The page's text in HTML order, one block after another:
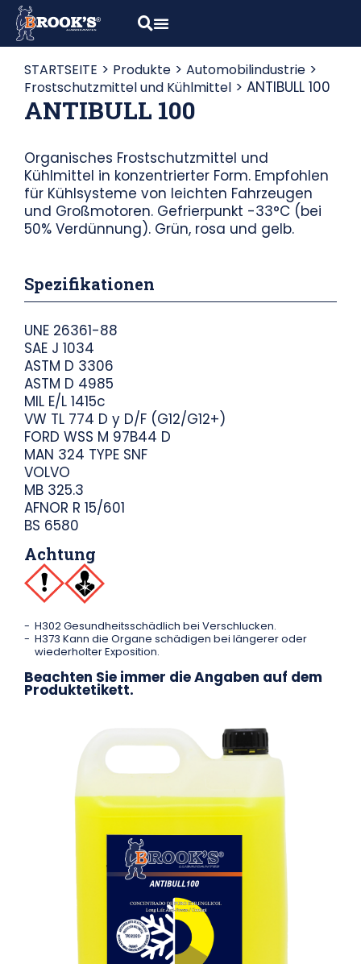
STARTSEITE > Produkte > Automobilindustrie >
Frostschutzmittel und Kühlmittel > ANTIBULL 100
ANTIBULL 100
Organisches Frostschutzmittel und
Kühlmittel in konzentrierter Form. Empfohlen
für Kühlsysteme von leichten Fahrzeugen
und Großmotoren. Gefrierpunkt -33°C (bei
50% Verdünnung). Grün, rosa und gelb.
Spezifikationen
UNE 26361-88
SAE J 1034
ASTM D 3306
ASTM D 4985
MIL E/L 1415c
VW TL 774 D y D/F (G12/G12+)
FORD WSS M 97B44 D
MAN 324 TYPE SNF
VOLVO
MB 325.3
AFNOR R 15/601
BS 6580
Achtung
H302 Gesundheitsschädlich bei Verschlucken.
H373 Kann die Organe schädigen bei längerer oder
wiederholter Exposition.
Beachten Sie immer die Angaben auf dem
Produktetikett.